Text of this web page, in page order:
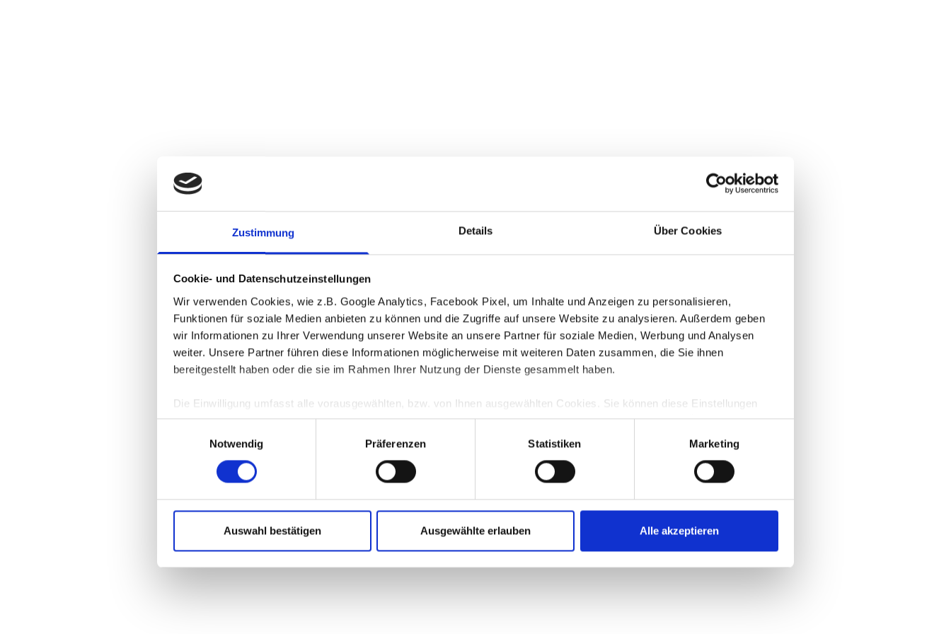
Zustimmung Details Über Cookies
Cookie- und Datenschutzeinstellungen
Wir verwenden Cookies, wie z.B. Google Analytics, Facebook Pixel, um Inhalte und Anzeigen zu personalisieren,
Funktionen für soziale Medien anbieten zu können und die Zugriffe auf unsere Website zu analysieren. Außerdem geben
wir Informationen zu Ihrer Verwendung unserer Website an unsere Partner für soziale Medien, Werbung und Analysen
weiter. Unsere Partner führen diese Informationen möglicherweise mit weiteren Daten zusammen, die Sie ihnen
bereitgestellt haben oder die sie im Rahmen Ihrer Nutzung der Dienste gesammelt haben.
Die Einwilligung umfasst alle vorausgewählten, bzw. von Ihnen ausgewählten Cookies. Sie können diese Einstellungen
jederzeit unter DATENSCHUTZanpassen bzw. widerrufen. Eine Erklärung zur Funktionsweise und eine Übersicht zu den
verwendeten externen Komponenten finden Sie in unserer
Datenschutzerklärung
Notwendig
Präferenzen Statistiken Marketing
Auswahl bestätigen Ausgewählte erlauben Alle akzeptieren
Application error: a client-side exception has occurred (see the browser console for more information)